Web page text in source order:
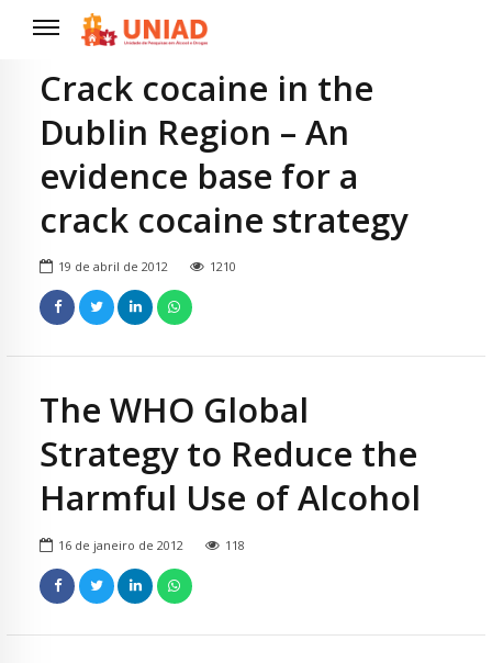
Crack cocaine in the
Dublin Region – An
evidence base for a
crack cocaine strategy
19 de abril de 2012 1210
The WHO Global
Strategy to Reduce the
Harmful Use of Alcohol
16 de janeiro de 2012 118